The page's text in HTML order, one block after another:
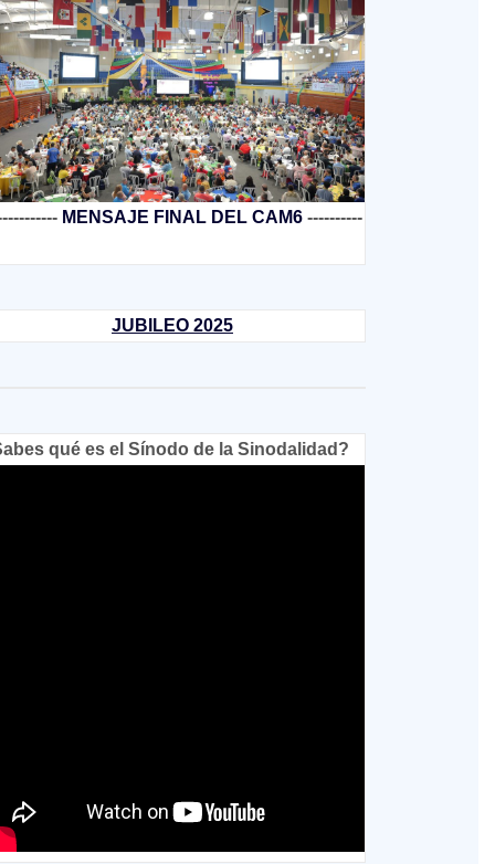
MENSAJE FINAL DEL CAM6 ----------
JUBILEO 2025
qué es el Sínodo de la Sinodalidad?